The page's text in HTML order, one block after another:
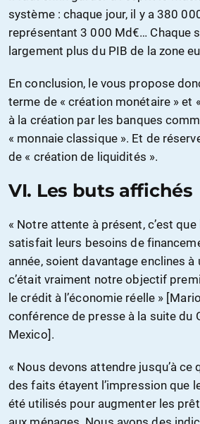
système : chaque jour, il y a 380
représentant 3 000 Md€… Chaque
largement plus du PIB de la zone
En conclusion, le vous propose
terme de « création monétaire » et
à la création par les banques
« monnaie classique ». Et de
de « création de liquidités ».
VI. Les buts affichés
« Notre attente à présent, c’est
satisfait leurs besoins de
année, soient davantage enclines à
c’était vraiment notre objectif
le crédit à l’économie réelle »
conférence de presse à la suite du
Mexico].
« Nous devons attendre jusqu’à ce
des faits étayent l’impression que
été utilisés pour augmenter les